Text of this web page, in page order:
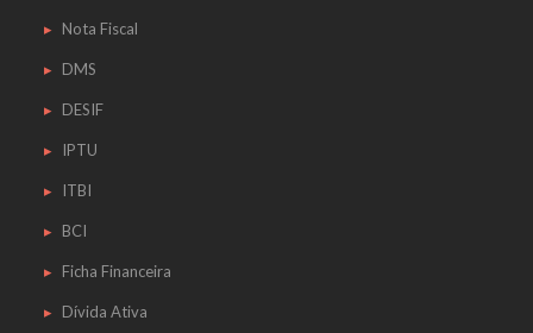
Nota Fiscal
DMS
DESIF
IPTU
ITBI
BCI
Ficha Financeira
Dívida Ativa